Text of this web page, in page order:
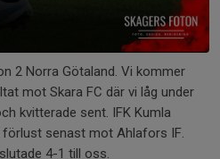
2 Norra Götaland. Vi kommer
mot Skara FC där vi låg under
kvitterade sent. IFK Kumla
senast mot Ahlafors IF.
4-1 till oss.